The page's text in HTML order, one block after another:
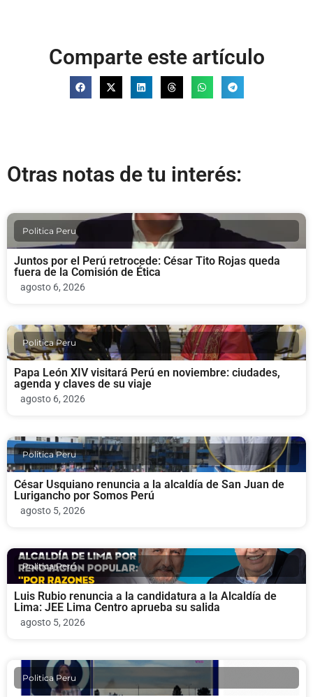
Comparte este artículo
Otras notas de tu interés:
Politica Peru
Juntos por el Perú retrocede: César Tito Rojas queda
fuera de la Comisión de Ética
agosto 6, 2026
Politica Peru
Papa León XIV visitará Perú en noviembre: ciudades,
agenda y claves de su viaje
agosto 6, 2026
Politica Peru
César Usquiano renuncia a la alcaldía de San Juan de
Lurigancho por Somos Perú
agosto 5, 2026
Politica Peru
Luis Rubio renuncia a la candidatura a la Alcaldía de
Lima: JEE Lima Centro aprueba su salida
agosto 5, 2026
Politica Peru